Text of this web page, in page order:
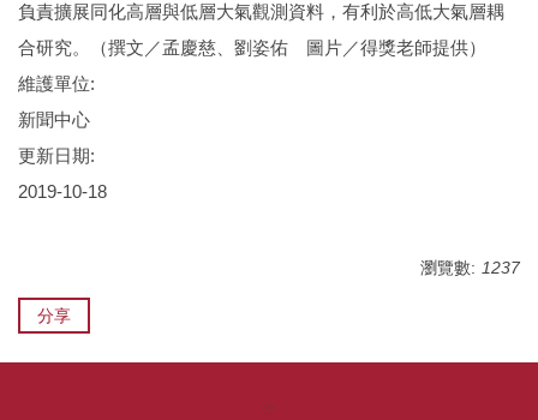
負責擴展同化高層與低層大氣觀測資料，有利於高低大氣層耦
合研究。（撰文／孟慶慈、劉姿佑 圖片／得獎老師提供）
維護單位:
新聞中心
更新日期:
2019-10-18
瀏覽數: 1237
分享
:::